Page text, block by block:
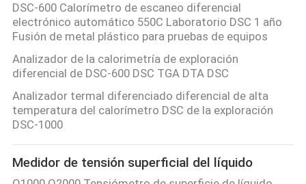
DSC-600 Calorímetro de escaneo diferencial
electrónico automático 550C Laboratorio DSC 1 año
Fusión de metal plástico para pruebas de equipos
Analizador de la calorimetría de exploración
diferencial de DSC-600 DSC TGA DTA DSC
Analizador termal diferenciado diferencial de alta
temperatura del calorímetro DSC de la exploración
DSC-1000
Medidor de tensión superficial del líquido